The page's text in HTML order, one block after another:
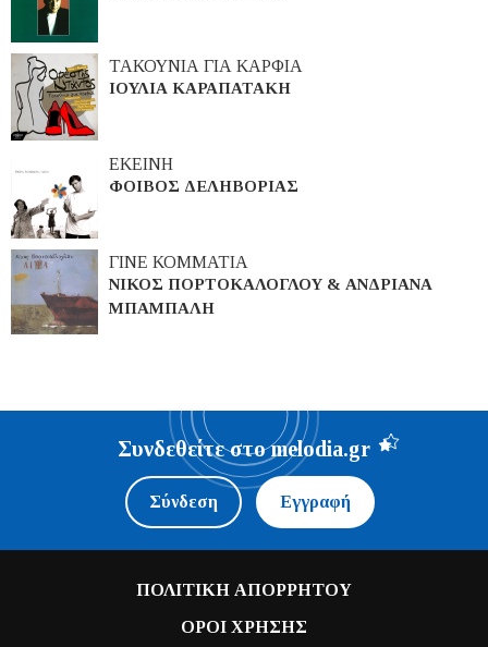
ΤΑΚΟΥΝΙΑ ΓΙΑ ΚΑΡΦΙΑ
ΙΟΥΛΙΑ ΚΑΡΑΠΑΤΑΚΗ
ΕΚΕΙΝΗ
ΦΟΙΒΟΣ ΔΕΛΗΒΟΡΙΑΣ
ΓΙΝΕ ΚΟΜΜΑΤΙΑ
ΝΙΚΟΣ ΠΟΡΤΟΚΑΛΟΓΛΟΥ & ΑΝΔΡΙΑΝΑ
ΜΠΑΜΠΑΛΗ
Συνδεθείτε στο melodia.gr
Σύνδεση Εγγραφή
ΠΟΛΙΤΙΚΗ ΑΠΟΡΡΗΤΟΥ
ΟΡΟΙ ΧΡΗΣΗΣ